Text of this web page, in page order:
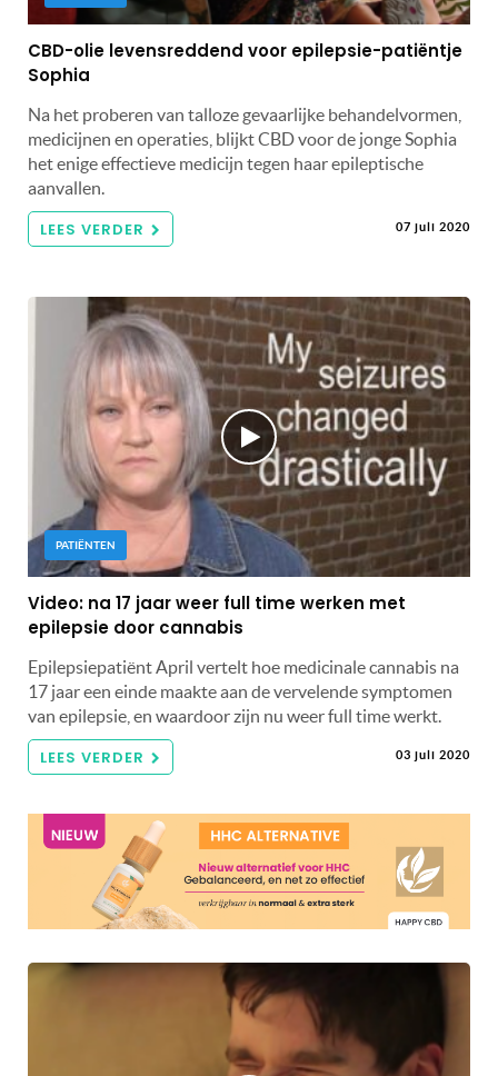
CBD-olie levensreddend voor epilepsie-patiëntje
Sophia
Na het proberen van talloze gevaarlijke behandelvormen,
medicijnen en operaties, blijkt CBD voor de jonge Sophia
het enige effectieve medicijn tegen haar epileptische
aanvallen.
LEES VERDER 07 juli 2020
PATIËNTEN
Video: na 17 jaar weer full time werken met
epilepsie door cannabis
Epilepsiepatiënt April vertelt hoe medicinale cannabis na
17 jaar een einde maakte aan de vervelende symptomen
van epilepsie, en waardoor zijn nu weer full time werkt.
LEES VERDER 03 juli 2020